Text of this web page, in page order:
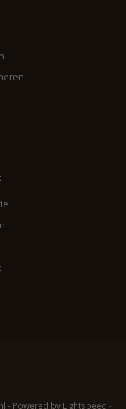
- Powered by Lightspeed -